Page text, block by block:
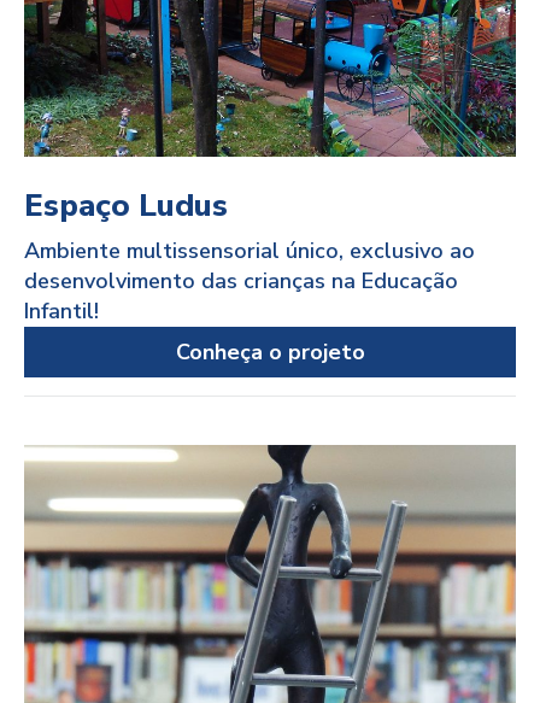
Espaço Ludus
Ambiente multissensorial único, exclusivo ao
desenvolvimento das crianças na Educação
Infantil!
Conheça o projeto